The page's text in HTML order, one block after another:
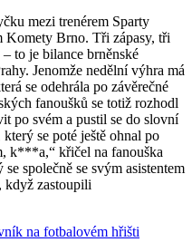
mezi trenérem Sparty
Komety Brno. Tři zápasy, tři
to je bilance brněnské
Jenomže nedělní výhra má
se odehrála po závěrečné
fanoušků se totiž rozhodl
po svém a pustil se do slovní
se poté ještě ohnal po
k***a,“ křičel na fanouška
společně se svým asistentem
když zastoupili